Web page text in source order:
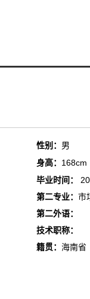
性别： 男
身高： 168cm
毕业时间：
第二专业： 市
第二外语：
技术职称：
籍贯： 海南省